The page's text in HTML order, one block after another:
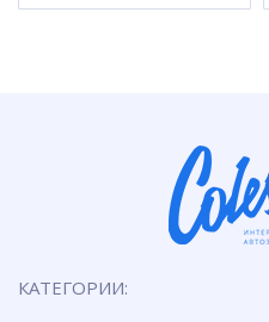
КАТЕГОРИИ: